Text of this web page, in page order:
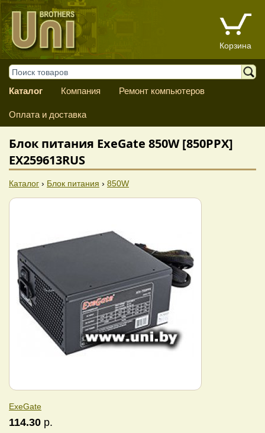
Корзина
Каталог Компания Ремонт компьютеров
Оплата и доставка
Блок питания ExeGate 850W [850PPX]
EX259613RUS
Каталог › Блок питания › 850W
ExeGate
114.30 р.